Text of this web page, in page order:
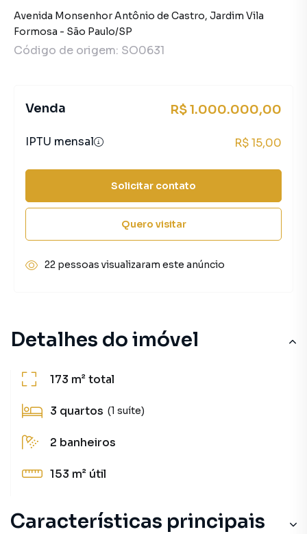
Detalhes do imóvel
173 m²total
3 quartos (1 suíte)
2 banheiros
153 m² útil
Características principais
Avenida Monsenhor Antônio de Castro, Jardim Vila
Formosa - São Paulo/SP
Código de origem: SO0631
Venda R$ 1.000.000,00
IPTU mensal R$ 15,00
Solicitar contato
Quero visitar
22 pessoas visualizaram este anúncio